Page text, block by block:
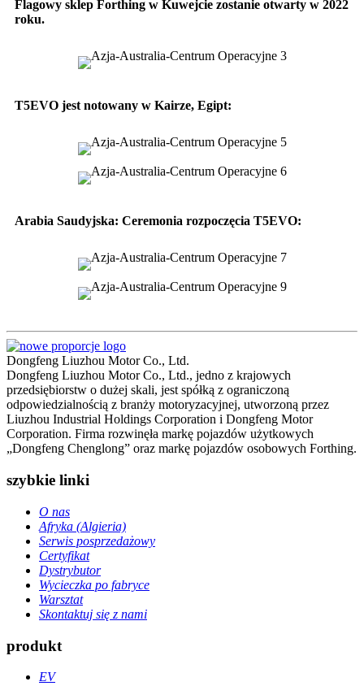
Flagowy sklep Forthing w Kuwejcie zostanie otwarty w 2022
roku.
T5EVO jest notowany w Kairze, Egipt:
Arabia Saudyjska: Ceremonia rozpoczęcia T5EVO:
Dongfeng Liuzhou Motor Co., Ltd.
Dongfeng Liuzhou Motor Co., Ltd., jedno z krajowych
przedsiębiorstw o ​​dużej skali, jest spółką z ograniczoną
odpowiedzialnością z branży motoryzacyjnej, utworzoną przez
Liuzhou Industrial Holdings Corporation i Dongfeng Motor
Corporation. Firma rozwinęła markę pojazdów użytkowych
„Dongfeng Chenglong” oraz markę pojazdów osobowych Forthing.
szybkie linki
O nas
Afryka (Algieria)
Serwis posprzedażowy
Certyfikat
Dystrybutor
Wycieczka po fabryce
Warsztat
Skontaktuj się z nami
produkt
EV